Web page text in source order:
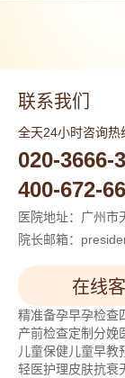
联系我们
全天24小时咨询热
020-3666-
400-672-
医院地址：广州市
院长邮箱：
在线
精准备孕
产前检查
儿童保健
轻医护理
早孕检查
定制分娩
儿童早教
皮肤抗衰